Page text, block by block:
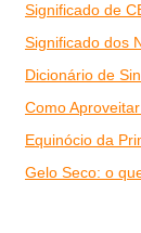
Significado de
Significado dos
Dicionário de
Como
Equinócio da
Gelo Seco: o